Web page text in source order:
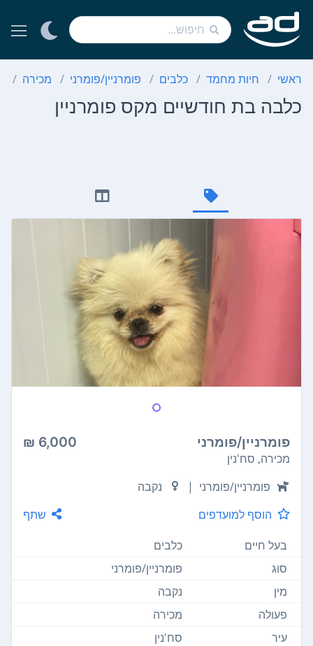
ראשי חיות מחמד כלבים פומרניין/פומרני מכירה
כלבה בת חודשיים מקס פומרניין
פומרניין/פומרני 6,000 ₪
מכירה, סח'נין
פומרניין/פומרני |
נקבה
הוסף למועדפים
שתף
בעל חיים
כלבים
סוג
פומרניין/פומרני
מין
נקבה
פעולה
מכירה
עיר
סח'נין